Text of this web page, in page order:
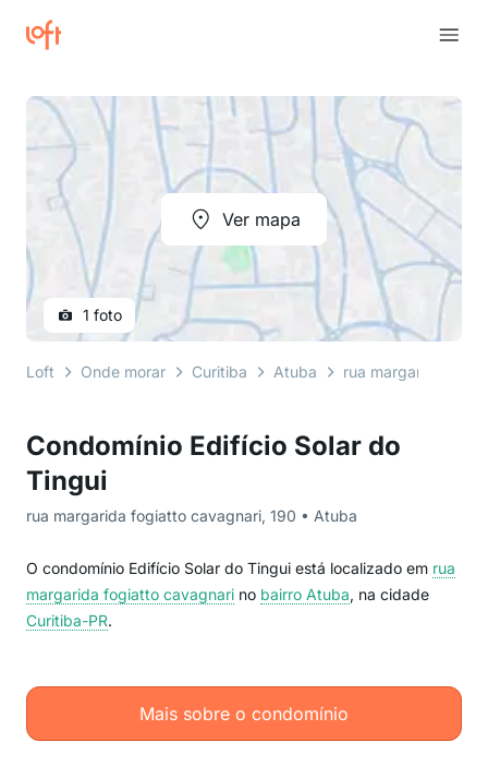
Condomínio Edifício Solar do
Tingui
rua margarida fogiatto cavagnari, 190 • Atuba
O condomínio Edifício Solar do Tingui está localizado em rua
margarida fogiatto cavagnari no bairro Atuba, na cidade
Curitiba-PR.
Mais sobre o condomínio
Ver mapa
1 foto
Loft Onde morar Curitiba Atuba rua margarida